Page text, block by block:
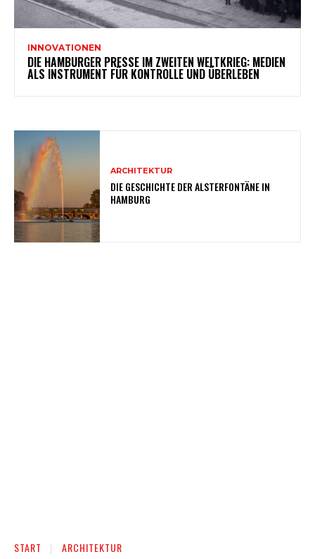
INNOVATIONEN
DIE HAMBURGER PRESSE IM ZWEITEN WELTKRIEG: MEDIEN
ALS INSTRUMENT FÜR KONTROLLE UND ÜBERLEBEN
ARCHITEKTUR
DIE GESCHICHTE DER ALSTERFONTÄNE IN
HAMBURG